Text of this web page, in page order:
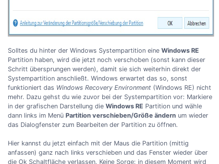
Solltes du hinter der Windows Systempartition eine Windows RE
Partition haben, wird die jetzt noch verschoben (sonst kann dieser
Schritt übersprungen werden), damit sie sich weiterhin direkt der
Systempartition anschließt. Windows erwartet das so, sonst
funktioniert das Windows Recovery Environment (Windows RE) nicht
mehr. Dazu gehst du wie zuvor bei der Systempartition vor: Markiere
in der grafischen Darstellung die Windows RE Partition und wähle
dann links im Menü Partition verschieben/Größe ändern um wieder
das Dialogfenster zum Bearbeiten der Partition zu öffnen.
Hier kannst du jetzt einfach mit der Maus die Partition (mittig
anfassen) ganz nach links verschieben und das Fenster wieder über
die Ok Schaltfläche verlassen. Keine Sorge: in diesem Moment wird